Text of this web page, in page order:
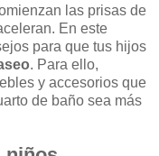
las prisas de
En este
para que tus hijos
. Para ello,
y accesorios que
de baño sea más